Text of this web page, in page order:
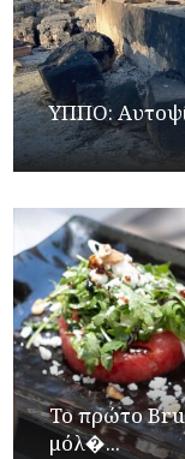
ΥΠΠΟ:
Το πρώτο
μόλ�...